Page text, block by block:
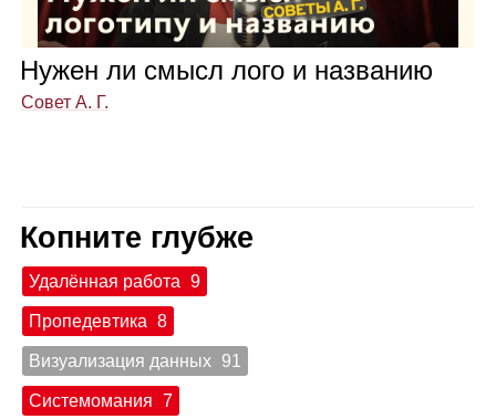
Нужен ли смысл лого и назва­нию
Совет А. Г.
Копните глубже
Удалённая работа 9
Пропедевтика 8
Визуализация данных 91
Системомания 7